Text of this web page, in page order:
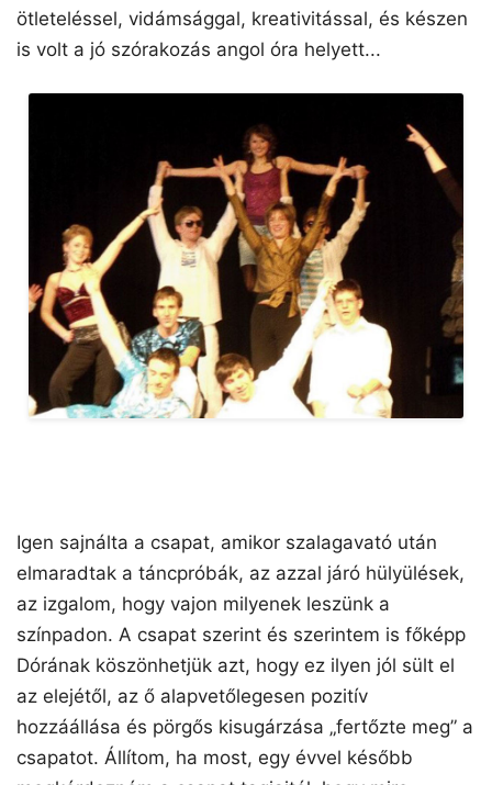
ötleteléssel, vidámsággal, kreativitással, és készen
is volt a jó szórakozás angol óra helyett...
Igen sajnálta a csapat, amikor szalagavató után
elmaradtak a táncpróbák, az azzal járó hülyülések,
az izgalom, hogy vajon milyenek leszünk a
színpadon. A csapat szerint és szerintem is főképp
Dórának köszönhetjük azt, hogy ez ilyen jól sült el
az elejétől, az ő alapvetőlegesen pozitív
hozzáállása és pörgős kisugárzása „fertőzte meg” a
csapatot. Állítom, ha most, egy évvel később